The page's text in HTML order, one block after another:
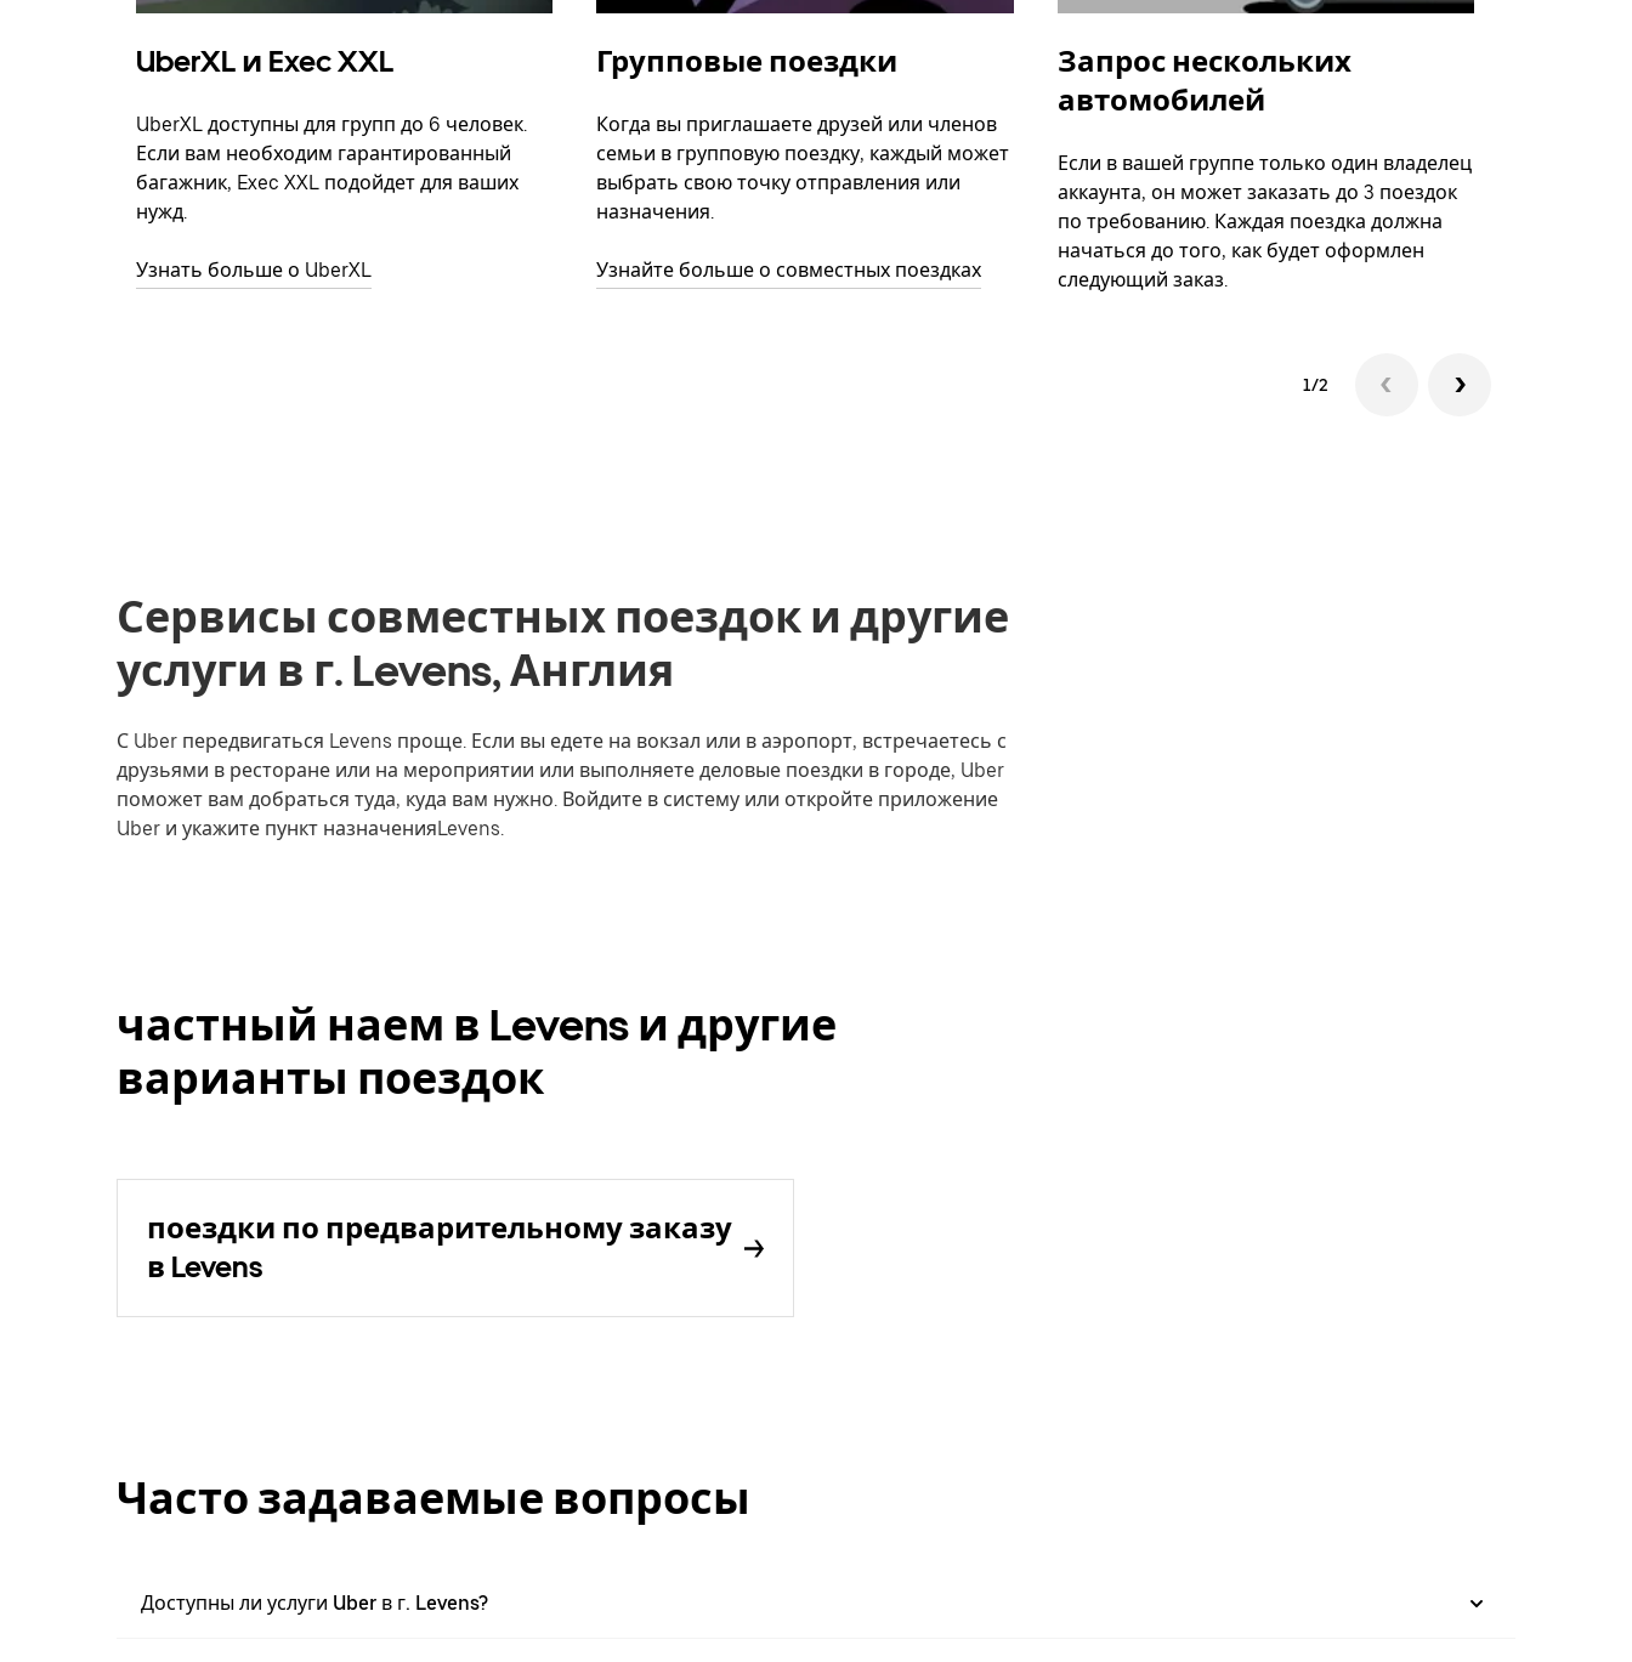
UberXL и Exec XXL
UberXL доступны для групп до 6 человек.
Если вам необходим гарантированный
багажник, Exec XXL подойдет для ваших
нужд.
Узнать больше о UberXL
Групповые поездки
Когда вы приглашаете друзей или членов
семьи в групповую поездку, каждый может
выбрать свою точку отправления или
назначения.
Узнайте больше о совместных поездках
Запрос нескольких
автомобилей
Если в вашей группе только один владелец
аккаунта, он может заказать до 3 поездок
по требованию. Каждая поездка должна
начаться до того, как будет оформлен
следующий заказ.
1/2
Сервисы совместных поездок и другие
услуги в г. Levens, Англия
С Uber передвигаться Levens проще. Если вы едете на вокзал или в аэропорт, встречаетесь с
друзьями в ресторане или на мероприятии или выполняете деловые поездки в городе, Uber
поможет вам добраться туда, куда вам нужно. Войдите в систему или откройте приложение
Uber и укажите пункт назначенияLevens.
частный наем в Levens и другие
варианты поездок
поездки по предварительному заказу
в Levens
Часто задаваемые вопросы
Доступны ли услуги Uber в г. Levens?